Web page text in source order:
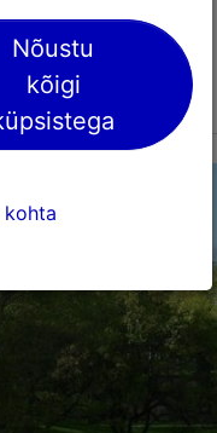
Lõuna- Rootsis.
suvetea...
Nõustu
kõigi